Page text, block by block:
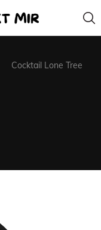
Cocktail Lone Tree